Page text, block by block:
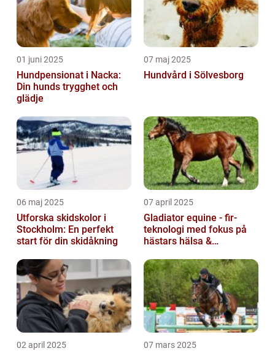
01 juni 2025
Hundpensionat i Nacka:
Din hunds trygghet och
glädje
07 maj 2025
Hundvård i Sölvesborg
06 maj 2025
Utforska skidskolor i
Stockholm: En perfekt
start för din skidåkning
07 april 2025
Gladiator equine - fir-
teknologi med fokus på
hästars hälsa &
02 april 2025 07 mars 2025